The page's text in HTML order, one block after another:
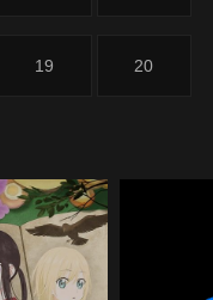
19 20